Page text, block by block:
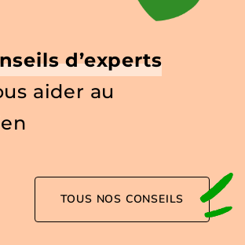
d’experts
aider au
TOUS NOS CONSEILS